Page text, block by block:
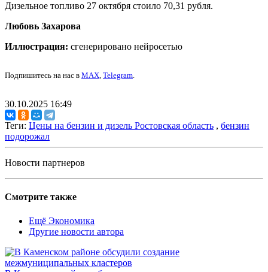
Дизельное топливо 27 октября стоило 70,31 рубля.
Любовь Захарова
Иллюстрация: сгенерировано нейросетью
Подпишитесь на нас в MAX, Telegram.
30.10.2025 16:49
Теги: Цены на бензин и дизель Ростовская область , бензин
подорожал
Новости партнеров
Смотрите также
Ещё Экономика
Другие новости автора